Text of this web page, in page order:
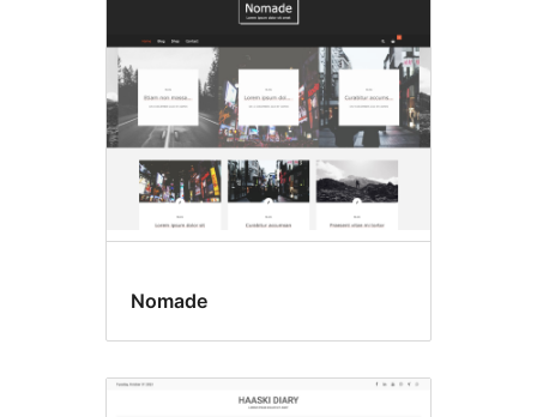
Nomade